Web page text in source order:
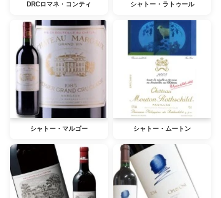
DRCロマネ・コンティ シャトー・ラトゥール
シャトー・マルゴー シャトー・ムートン